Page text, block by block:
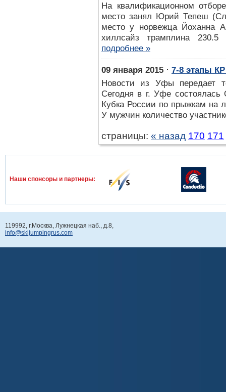
На квалификационном
место занял Юрий Тепеш
место у норвежца Йоханна
хиллсайз трамплина
подробнее »
09 января 2015 ⋅ 7-8 этапы
Новости из Уфы передает
Сегодня в г. Уфе состоялась
Кубка России по прыжкам на
У мужчин количество
страницы: « назад 170 171
Наши спонcоры и партнеры:
119992, г.Москва, Лужнецкая наб., д.8,
info@skijumpingrus.com